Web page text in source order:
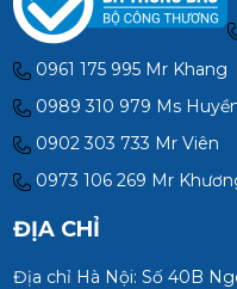
0961 175 995 Mr Khang
0989 310 979 Ms
0902 303 733 Mr Viên
0973 106 269 Mr
ĐỊA CHỈ
Địa chỉ Hà Nội: Số 40B